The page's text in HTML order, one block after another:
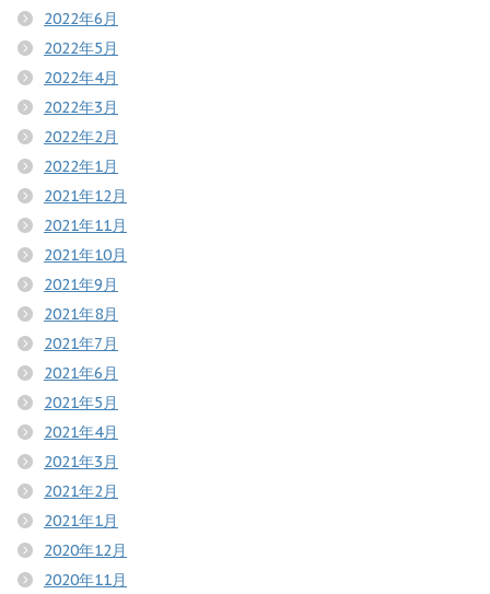
2022年6月
2022年5月
2022年4月
2022年3月
2022年2月
2022年1月
2021年12月
2021年11月
2021年10月
2021年9月
2021年8月
2021年7月
2021年6月
2021年5月
2021年4月
2021年3月
2021年2月
2021年1月
2020年12月
2020年11月